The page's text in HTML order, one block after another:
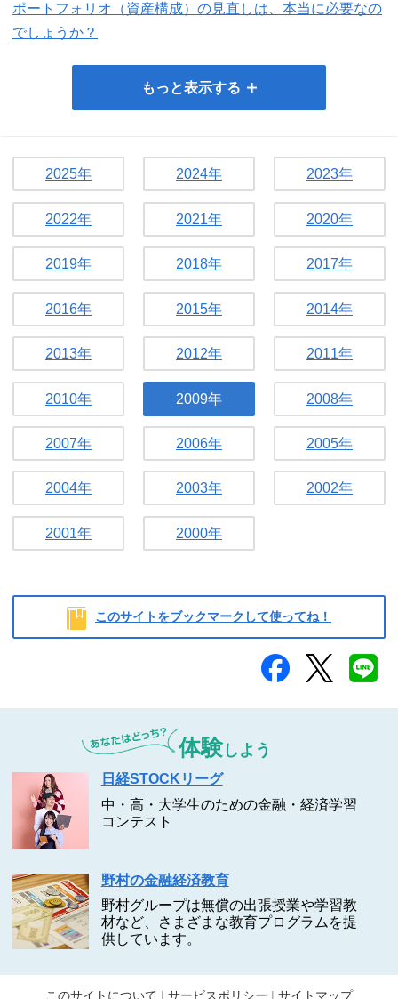
ポートフォリオ（資産構成）の見直しは、本当に必要なの
でしょうか？
もっと表示する
2025年 2024年 2023年
2022年 2021年 2020年
2019年 2018年 2017年
2016年 2015年 2014年
2013年 2012年 2011年
2010年 2009年 2008年
2007年 2006年 2005年
2004年 2003年 2002年
2001年 2000年
このサイトをブックマークして使ってね！
体験しよう
日経STOCKリーグ
中・高・大学生のための金融・経済学習
コンテスト
野村の金融経済教育
野村グループは無償の出張授業や学習教
材など、さまざまな教育プログラムを提
供しています。
このサイトについて サービスポリシー サイトマップ